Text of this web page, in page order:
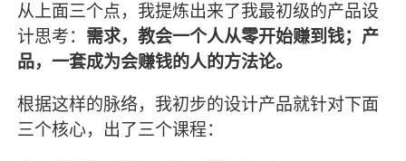
从上面三个点，我提炼出来了我最初级的产品设
计思考： 需求，教会一个人从零开始赚到钱；产
品，一套成为会赚钱的人的方法论。
根据这样的脉络，我初步的设计产品就针对下面
三个核心，出了三个课程：